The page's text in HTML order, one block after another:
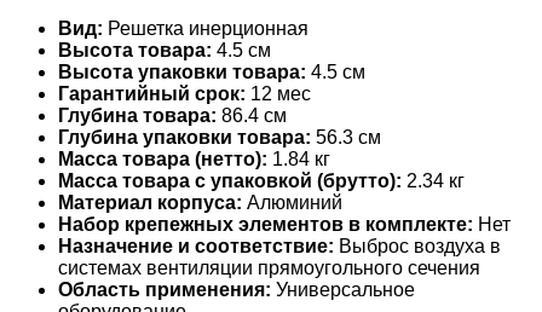
Вид: Решетка инерционная
Высота товара: 4.5 см
Высота упаковки товара: 4.5 см
Гарантийный срок: 12 мес
Глубина товара: 86.4 см
Глубина упаковки товара: 56.3 см
Масса товара (нетто): 1.84 кг
Масса товара с упаковкой (брутто): 2.34 кг
Материал корпуса: Алюминий
Набор крепежных элементов в комплекте: Нет
Назначение и соответствие: Выброс воздуха в
системах вентиляции прямоугольного сечения
Область применения: Универсальное